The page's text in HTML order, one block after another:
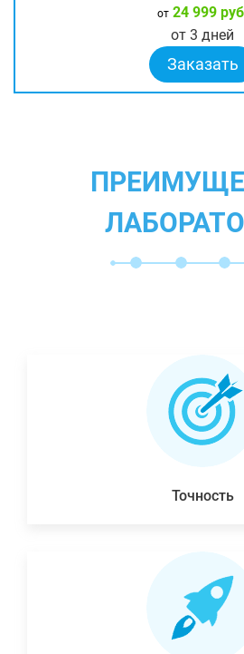
от24 999
от 3 дней
Заказать
Точность